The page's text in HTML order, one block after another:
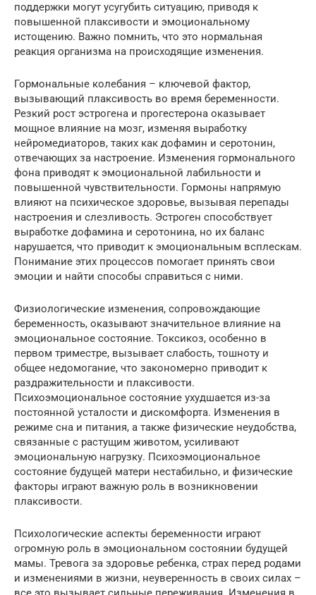
поддержки могут усугубить ситуацию, приводя к
повышенной плаксивости и эмоциональному
истощению. Важно помнить, что это нормальная
реакция организма на происходящие изменения.
Гормональные колебания – ключевой фактор,
вызывающий плаксивость во время беременности.
Резкий рост эстрогена и прогестерона оказывает
мощное влияние на мозг, изменяя выработку
нейромедиаторов, таких как дофамин и серотонин,
отвечающих за настроение. Изменения гормонального
фона приводят к эмоциональной лабильности и
повышенной чувствительности. Гормоны напрямую
влияют на психическое здоровье, вызывая перепады
настроения и слезливость. Эстроген способствует
выработке дофамина и серотонина, но их баланс
нарушается, что приводит к эмоциональным всплескам.
Понимание этих процессов помогает принять свои
эмоции и найти способы справиться с ними.
Физиологические изменения, сопровождающие
беременность, оказывают значительное влияние на
эмоциональное состояние. Токсикоз, особенно в
первом триместре, вызывает слабость, тошноту и
общее недомогание, что закономерно приводит к
раздражительности и плаксивости.
Психоэмоциональное состояние ухудшается из-за
постоянной усталости и дискомфорта. Изменения в
режиме сна и питания, а также физические неудобства,
связанные с растущим животом, усиливают
эмоциональную нагрузку. Психоэмоциональное
состояние будущей матери нестабильно, и физические
факторы играют важную роль в возникновении
плаксивости.
Психологические аспекты беременности играют
огромную роль в эмоциональном состоянии будущей
мамы. Тревога за здоровье ребенка, страх перед родами
и изменениями в жизни, неуверенность в своих силах –